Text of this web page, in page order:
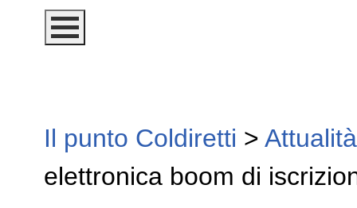
Il punto Coldiretti > Attualità
elettronica boom di